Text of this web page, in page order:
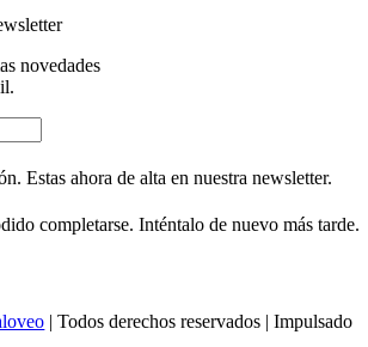
novedades
Estas ahora de alta en nuestra newsletter.
completarse. Inténtalo de nuevo más tarde.
| Todos derechos reservados | Impulsado